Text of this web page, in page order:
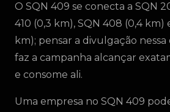
O SQN 409 se conecta a SQN
410 (0,3 km), SQN 408 (0,4 km)
km); pensar a divulgação nessa
faz a campanha alcançar
e consome ali.
Uma empresa no SQN 409